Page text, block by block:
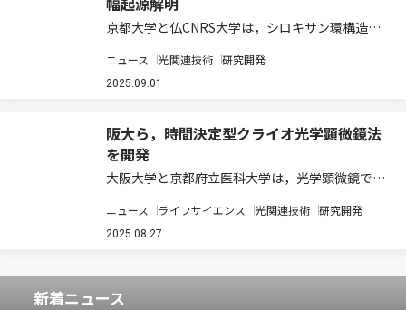
京都大学と仏CNRS大学は，シロキサン環構造の
現と信号増幅の起源を明らかにした（ニュースリ
リース）。 キラルな分子集合体を鋳型に用いたソ
ニュース 光関連技術 研究開発
2025.09.01
阪大ら，時間決定型クライオ光学顕微鏡法
を開発
大阪大学と京都府立医科大学は，光学顕微鏡で観
ルの時間精度で凍結固定し，そのまま詳細に観察
できる技術「時間決定型クライオ光学顕微鏡法」
ニュース ライフサイエンス 光関連技術 研究開発
2025.08.27
新着ニュース